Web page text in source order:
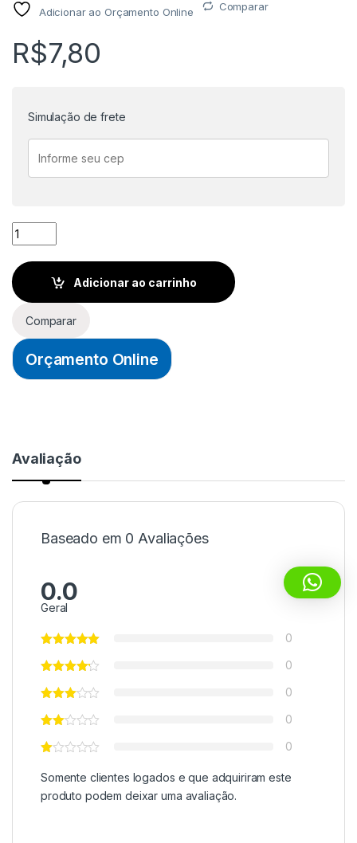
Adicionar ao Orçamento Online Comparar
R$7,80
Simulação de frete
CHAVE DE FENDA ISOLADA 1/8X8 POL. (3X200MM) -
Adicionar ao carrinho
Comparar
Orçamento Online
Avaliação
Baseado em 0 Avaliações
0.0
Geral
0
0
0
0
0
Somente clientes logados e que adquiriram este
produto podem deixar uma avaliação.